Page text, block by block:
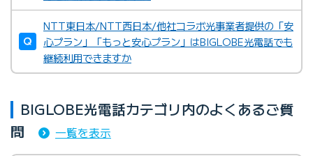
NTT東日本/NTT西日本/他社コラボ光事業者提供の「安
心プラン」「もっと安心プラン」はBIGLOBE光電話でも
継続利用できますか
BIGLOBE光電話カテゴリ内のよくあるご質
問
一覧を表示